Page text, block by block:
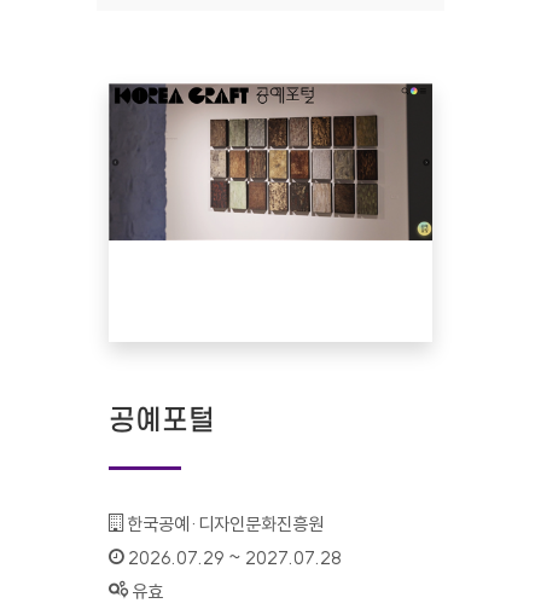
공예포털
기관명 :
한국공예·디자인문화진흥원
인증기간 :
2026.07.29 ~ 2027.07.28
상태 :
유효